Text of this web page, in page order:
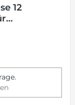
12